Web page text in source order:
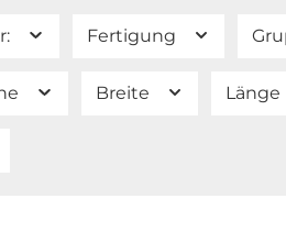
Fertigung
Breite Länge